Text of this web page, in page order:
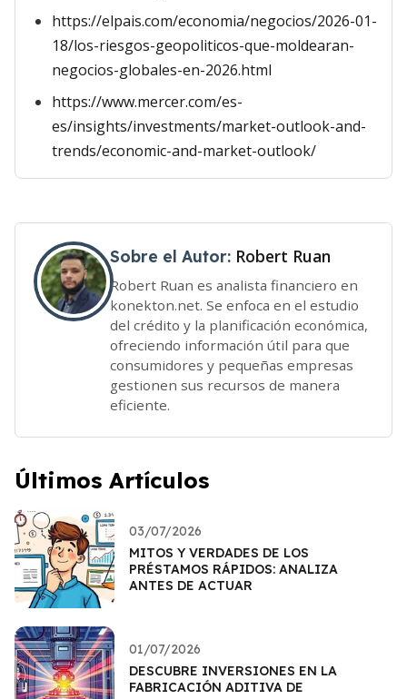
https://elpais.com/economia/negocios/2026-01-
18/los-riesgos-geopoliticos-que-moldearan-
negocios-globales-en-2026.html
https://www.mercer.com/es-
es/insights/investments/market-outlook-and-
trends/economic-and-market-outlook/
Sobre el Autor: Robert Ruan
Robert Ruan es analista financiero en
konekton.net. Se enfoca en el estudio
del crédito y la planificación económica,
ofreciendo información útil para que
consumidores y pequeñas empresas
gestionen sus recursos de manera
eficiente.
Últimos Artículos
03/07/2026
MITOS Y VERDADES DE LOS
PRÉSTAMOS RÁPIDOS: ANALIZA
ANTES DE ACTUAR
01/07/2026
DESCUBRE INVERSIONES EN LA
FABRICACIÓN ADITIVA DE